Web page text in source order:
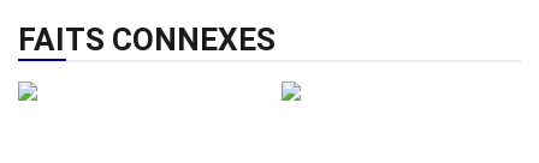
FAITS CONNEXES